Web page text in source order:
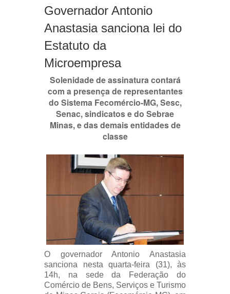
Governador Antonio
Anastasia sanciona lei do
Estatuto da
Microempresa
Solenidade de assinatura contará
com a presença de representantes
do Sistema Fecomércio-MG, Sesc,
Senac, sindicatos e do Sebrae
Minas, e das demais entidades de
classe
O governador Antonio Anastasia
sanciona nesta quarta-feira (31), às
14h, na sede da Federação do
Comércio de Bens, Serviços e Turismo